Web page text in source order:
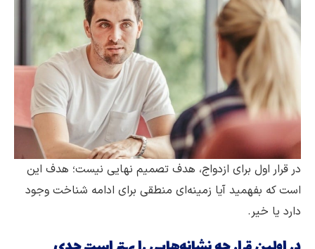
در قرار اول برای ازدواج، هدف تصمیم نهایی نیست؛ هدف این
است که بفهمید آیا زمینه‌ای منطقی برای ادامه شناخت وجود
دارد یا خیر.